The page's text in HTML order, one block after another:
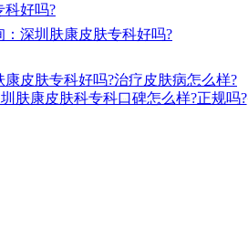
科好吗?
：深圳肤康皮肤专科好吗?
康皮肤专科好吗?治疗皮肤病怎么样?
肤康皮肤科专科口碑怎么样?正规吗?